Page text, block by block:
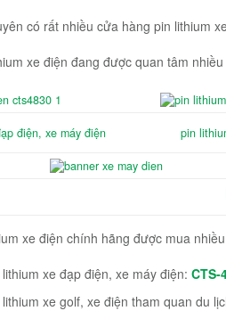
có rất nhiều cửa hàng pin lithium
xe điện đang được quan tâm
điện, xe máy điện pin
xe điện chính hãng được mua
xe đạp điện, xe máy điện:CTS-
xe golf, xe điện tham quan du